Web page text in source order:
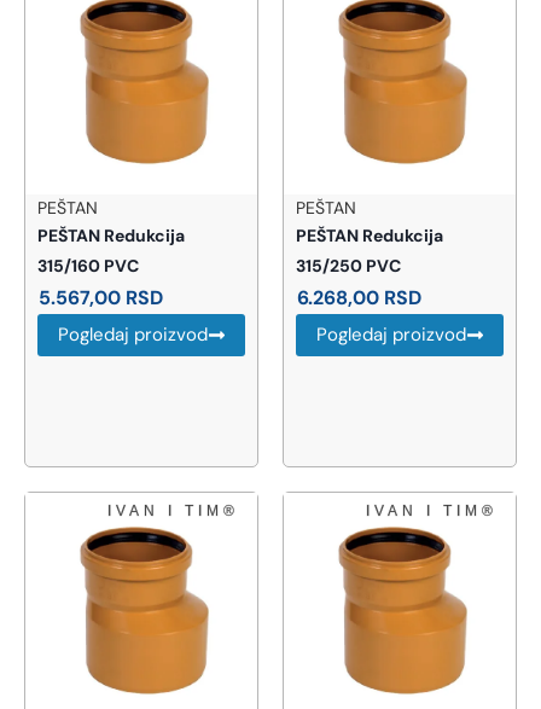
PEŠTAN
PEŠTAN Redukcija
315/160 PVC
5.567,00 RSD
Pogledaj proizvod
PEŠTAN
PEŠTAN Redukcija
315/250 PVC
6.268,00 RSD
Pogledaj proizvod